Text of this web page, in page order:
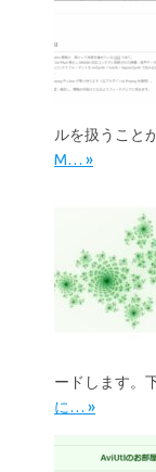
ルを扱うこと
M… »
ードします。
に… »